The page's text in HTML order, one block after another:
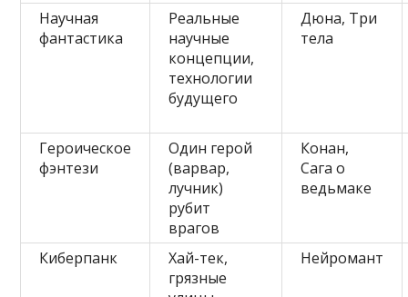
Научная
фантастика
Реальные
научные
концепции,
технологии
будущего
Дюна, Три
тела
Героическое
фэнтези
Один герой
(варвар,
лучник)
рубит
врагов
Конан,
Сага о
ведьмаке
Киберпанк
Хай-тек,
грязные
Нейромант